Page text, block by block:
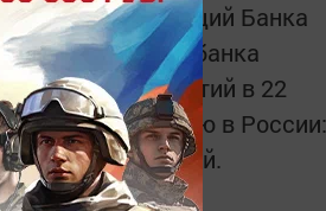
Другими 50% акций Банка
Услугами Сбербанка
1 млн предприятий в 22
сетью в России:
подразделений.
филиалов и